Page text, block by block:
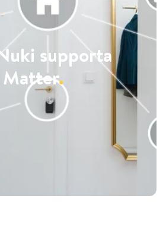
supporta
Matter.